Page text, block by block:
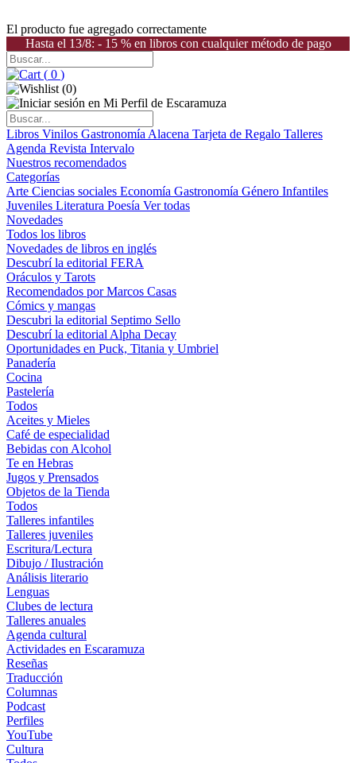
El producto fue agregado correctamente
Hasta el 13/8: - 15 % en libros con cualquier método de pago
( 0 )
(0)
Libros Vinilos Gastronomía Alacena Tarjeta de Regalo Talleres
Agenda Revista Intervalo
Nuestros recomendados
Categorías
Arte Ciencias sociales Economía Gastronomía Género Infantiles
Juveniles Literatura Poesía Ver todas
Novedades
Todos los libros
Novedades de libros en inglés
Descubrí la editorial FERA
Oráculos y Tarots
Recomendados por Marcos Casas
Cómics y mangas
Descubri la editorial Septimo Sello
Descubrí la editorial Alpha Decay
Oportunidades en Puck, Titania y Umbriel
Panadería
Cocina
Pastelería
Todos
Aceites y Mieles
Café de especialidad
Bebidas con Alcohol
Te en Hebras
Jugos y Prensados
Objetos de la Tienda
Todos
Talleres infantiles
Talleres juveniles
Escritura/Lectura
Dibujo / Ilustración
Análisis literario
Lenguas
Clubes de lectura
Talleres anuales
Agenda cultural
Actividades en Escaramuza
Reseñas
Traducción
Columnas
Podcast
Perfiles
YouTube
Cultura